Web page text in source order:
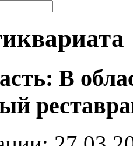
В